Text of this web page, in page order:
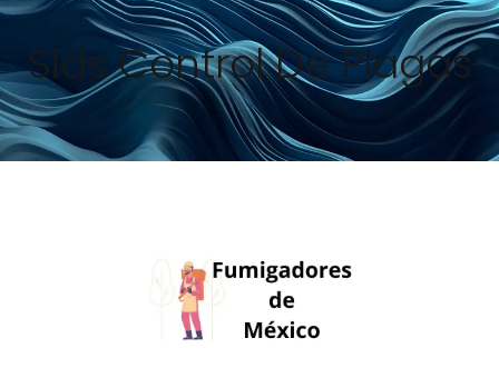
Sids Control De Plagas